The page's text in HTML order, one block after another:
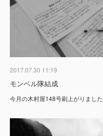
2017.07.30 11:19
モンベル隊結成
今月の木村屋148号刷上がりました